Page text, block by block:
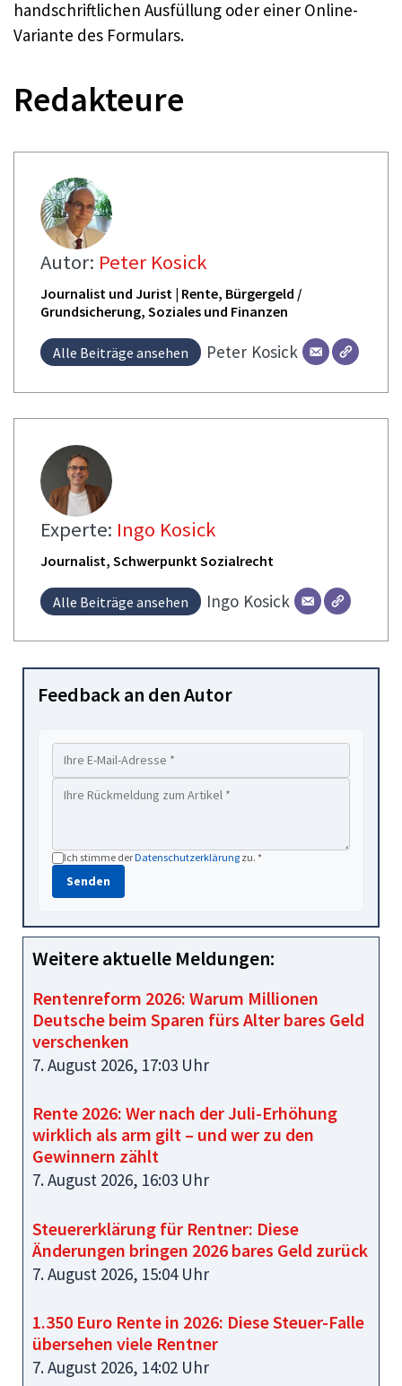
handschriftlichen Ausfüllung oder einer Online-
Variante des Formulars.
Redakteure
Autor: Peter Kosick
Journalist und Jurist | Rente, Bürgergeld /
Grundsicherung, Soziales und Finanzen
Alle Beiträge ansehen Peter Kosick
Experte: Ingo Kosick
Journalist, Schwerpunkt Sozialrecht
Alle Beiträge ansehen Ingo Kosick
Feedback an den Autor
Ich stimme derDatenschutzerklärung zu. *
Senden
Weitere aktuelle Meldungen:
Rentenreform 2026: Warum Millionen
Deutsche beim Sparen fürs Alter bares Geld
verschenken
7. August 2026, 17:03 Uhr
Rente 2026: Wer nach der Juli-Erhöhung
wirklich als arm gilt – und wer zu den
Gewinnern zählt
7. August 2026, 16:03 Uhr
Steuererklärung für Rentner: Diese
Änderungen bringen 2026 bares Geld zurück
7. August 2026, 15:04 Uhr
1.350 Euro Rente in 2026: Diese Steuer-Falle
übersehen viele Rentner
7. August 2026, 14:02 Uhr